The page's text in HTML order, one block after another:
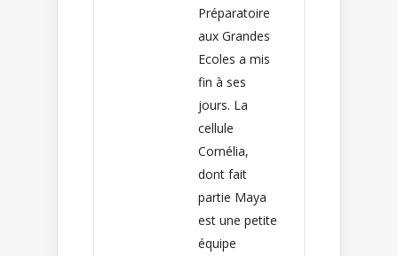
Préparatoire
aux Grandes
Ecoles a mis
fin à ses
jours. La
cellule
Cornélia,
dont fait
partie Maya
est une petite
équipe